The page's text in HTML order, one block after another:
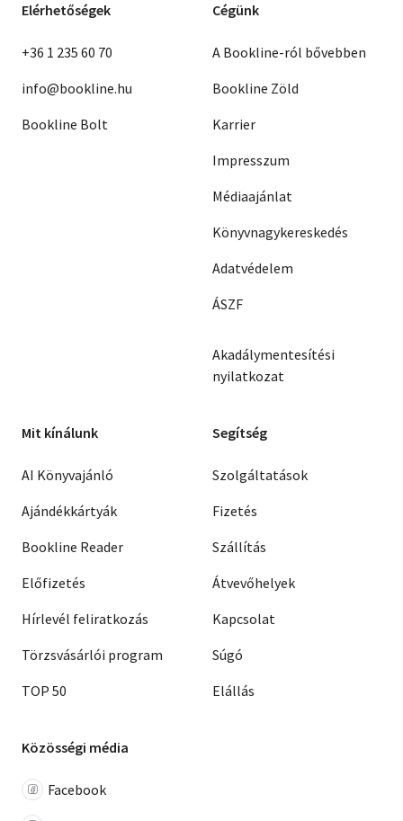
Elérhetőségek
+36 1 235 60 70
info@bookline.hu
Bookline Bolt
Cégünk
A Bookline-ról bővebben
Bookline Zöld
Karrier
Impresszum
Médiaajánlat
Könyvnagykereskedés
Adatvédelem
ÁSZF
Akadálymentesítési
nyilatkozat
Mit kínálunk
AI Könyvajánló
Ajándékkártyák
Bookline Reader
Előfizetés
Hírlevél feliratkozás
Törzsvásárlói program
TOP 50
Segítség
Szolgáltatások
Fizetés
Szállítás
Átvevőhelyek
Kapcsolat
Súgó
Elállás
Közösségi média
Facebook